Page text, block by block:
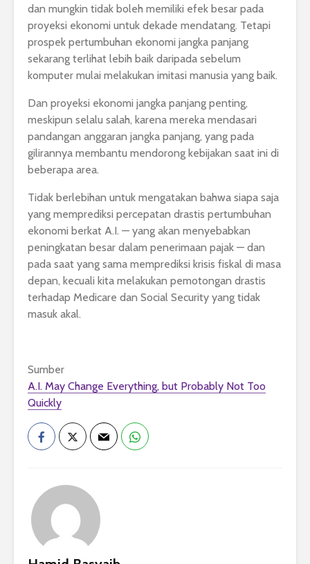
dan mungkin tidak boleh memiliki efek besar pada
proyeksi ekonomi untuk dekade mendatang. Tetapi
prospek pertumbuhan ekonomi jangka panjang
sekarang terlihat lebih baik daripada sebelum
komputer mulai melakukan imitasi manusia yang baik.
Dan proyeksi ekonomi jangka panjang penting,
meskipun selalu salah, karena mereka mendasari
pandangan anggaran jangka panjang, yang pada
gilirannya membantu mendorong kebijakan saat ini di
beberapa area.
Tidak berlebihan untuk mengatakan bahwa siapa saja
yang memprediksi percepatan drastis pertumbuhan
ekonomi berkat A.I. — yang akan menyebabkan
peningkatan besar dalam penerimaan pajak — dan
pada saat yang sama memprediksi krisis fiskal di masa
depan, kecuali kita melakukan pemotongan drastis
terhadap Medicare dan Social Security yang tidak
masuk akal.
Sumber
A.I. May Change Everything, but Probably Not Too
Quickly